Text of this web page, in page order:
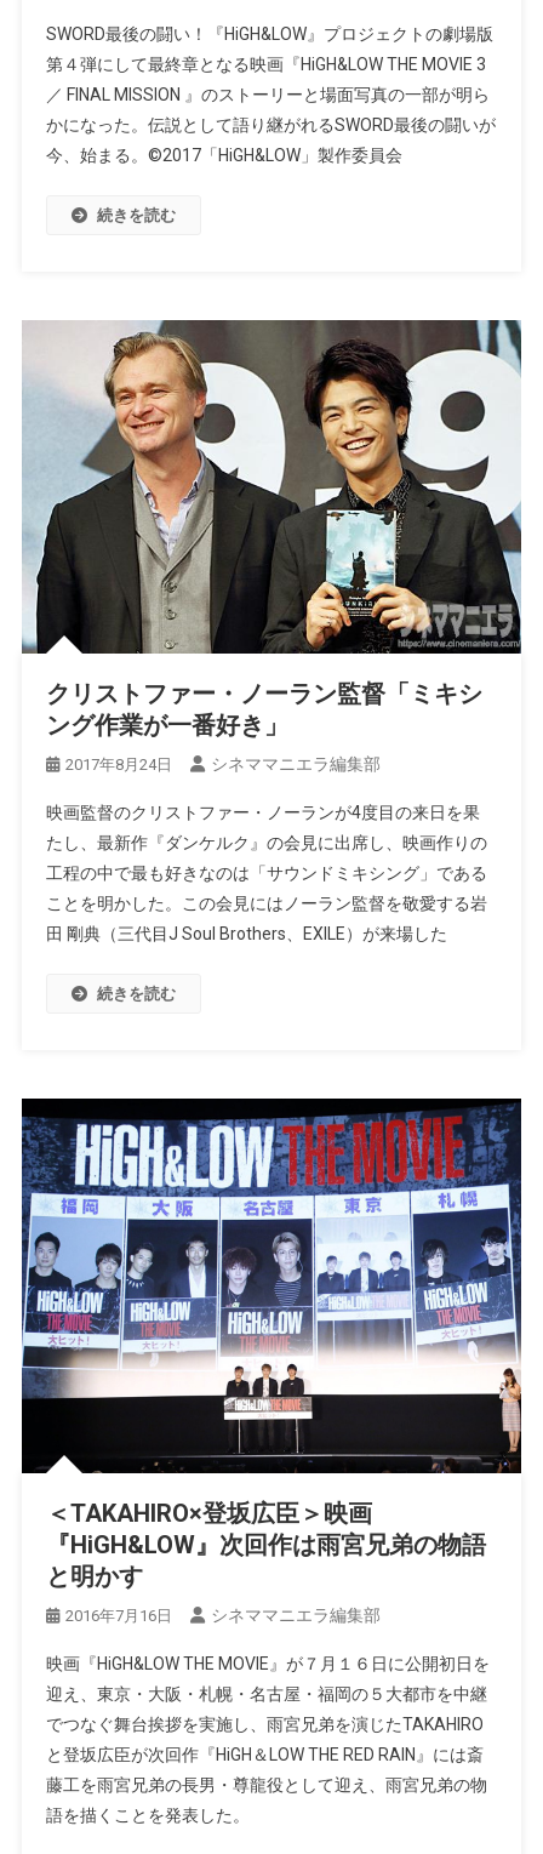
SWORD最後の闘い！『HiGH&LOW』プロジェクトの劇場版
第４弾にして最終章となる映画『HiGH&LOW THE MOVIE 3
／ FINAL MISSION 』のストーリーと場面写真の一部が明ら
かになった。伝説として語り継がれるSWORD最後の闘いが
今、始まる。©2017「HiGH&LOW」製作委員会
続きを読む
クリストファー・ノーラン監督「ミキシ
ング作業が一番好き」
2017年8月24日 シネママニエラ編集部
映画監督のクリストファー・ノーランが4度目の来日を果
たし、最新作『ダンケルク』の会見に出席し、映画作りの
工程の中で最も好きなのは「サウンドミキシング」である
ことを明かした。この会見にはノーラン監督を敬愛する岩
田 剛典（三代目J Soul Brothers、EXILE）が来場した
続きを読む
＜TAKAHIRO×登坂広臣＞映画
『HiGH&LOW』次回作は雨宮兄弟の物語
と明かす
2016年7月16日 シネママニエラ編集部
映画『HiGH&LOW THE MOVIE』が７月１６日に公開初日を
迎え、東京・大阪・札幌・名古屋・福岡の５大都市を中継
でつなぐ舞台挨拶を実施し、雨宮兄弟を演じたTAKAHIRO
と登坂広臣が次回作『HiGH＆LOW THE RED RAIN』には斎
藤工を雨宮兄弟の長男・尊龍役として迎え、雨宮兄弟の物
語を描くことを発表した。